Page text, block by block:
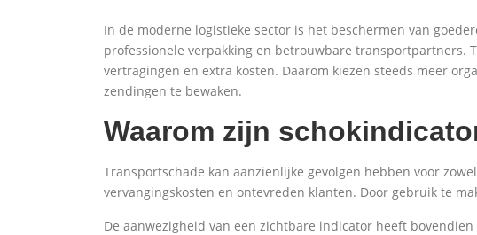
In de moderne logistieke sector is het beschermen van
professionele verpakking en betrouwbare transportpartners.
vertragingen en extra kosten. Daarom kiezen steeds meer
zendingen te bewaken.
Waarom zijn
Transportschade kan aanzienlijke gevolgen hebben voor
vervangingskosten en ontevreden klanten. Door gebruik te
De aanwezigheid van een zichtbare indicator heeft